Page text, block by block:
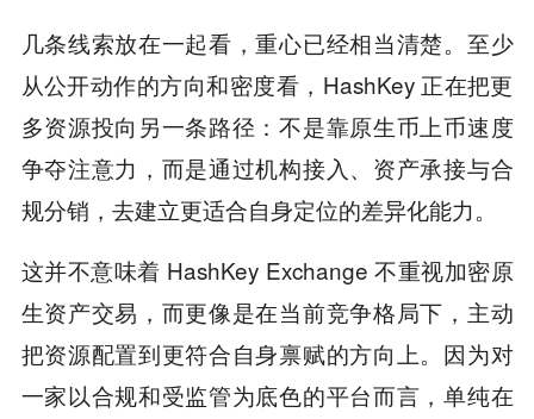
几条线索放在一起看，重心已经相当清楚。至少
从公开动作的方向和密度看，HashKey 正在把更
多资源投向另一条路径：不是靠原生币上币速度
争夺注意力，而是通过机构接入、资产承接与合
规分销，去建立更适合自身定位的差异化能力。
这并不意味着 HashKey Exchange 不重视加密原
生资产交易，而更像是在当前竞争格局下，主动
把资源配置到更符合自身禀赋的方向上。因为对
一家以合规和受监管为底色的平台而言，单纯在